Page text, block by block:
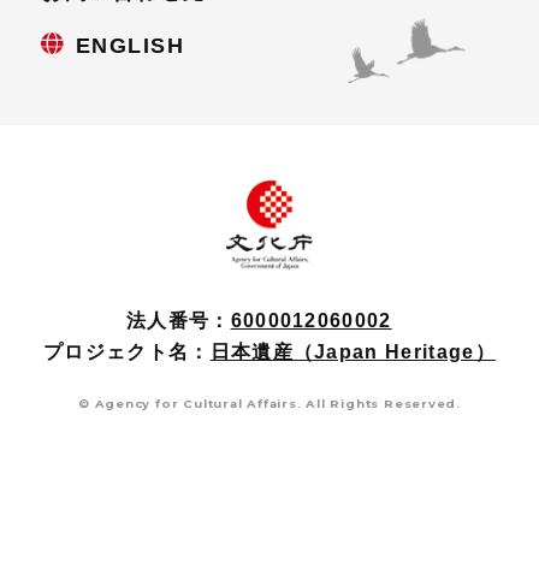
ENGLISH
法人番号： 6000012060002
プロジェクト名：
日本遺産（Japan Heritage）
© Agency for Cultural Affairs. All Rights Reserved.